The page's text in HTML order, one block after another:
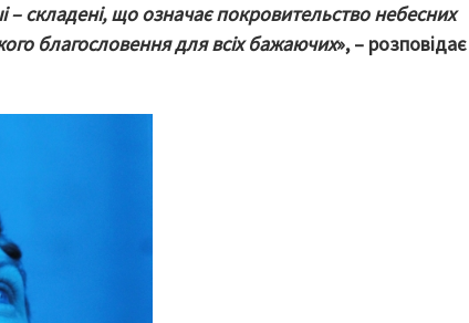
– складені, що означає покровительство небесних
благословення для всіх бажаючих», – розповідає